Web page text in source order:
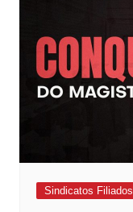
Sindicatos Filiados